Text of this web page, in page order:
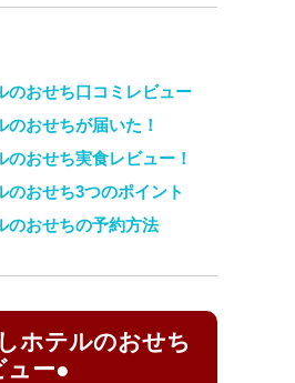
のおせち口コミレビュー
のおせちが届いた！
のおせち実食レビュー！
のおせち3つのポイント
のおせちの予約方法
ホテルのおせち
ュー●